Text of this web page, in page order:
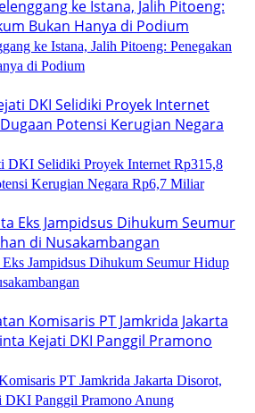
ke Istana, Jalih Pitoeng: Penegakan
di Podium
DKI Selidiki Proyek Internet Rp315,8
Kerugian Negara Rp6,7 Miliar
Jampidsus Dihukum Seumur Hidup
PT Jamkrida Jakarta Disorot,
Panggil Pramono Anung